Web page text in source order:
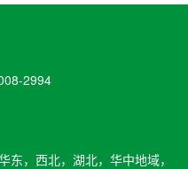
2994
，西北，湖北，华中地域，